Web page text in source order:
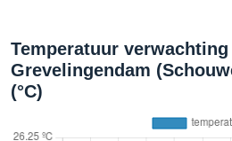
Temperatuur
Grevelingendam
(°C)